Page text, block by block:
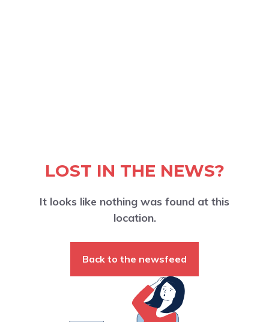
LOST IN THE NEWS?
It looks like nothing was found at this
location.
Back to the newsfeed